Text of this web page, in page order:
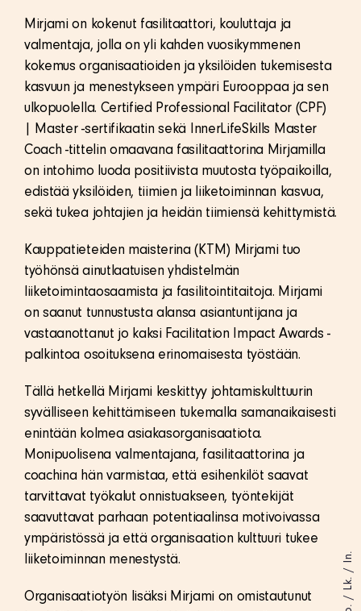
/
Lk.
/
In.
Mirjami on kokenut fasilitaattori, kouluttaja ja
valmentaja, jolla on yli kahden vuosikymmenen
kokemus organisaatioiden ja yksilöiden tukemisesta
kasvuun ja menestykseen ympäri Eurooppaa ja sen
ulkopuolella. Certified Professional Facilitator (CPF)
| Master -sertifikaatin sekä InnerLifeSkills Master
Coach -tittelin omaavana fasilitaattorina Mirjamilla
on intohimo luoda positiivista muutosta työpaikoilla,
edistää yksilöiden, tiimien ja liiketoiminnan kasvua,
sekä tukea johtajien ja heidän tiimiensä kehittymistä.
Kauppatieteiden maisterina (KTM) Mirjami tuo
työhönsä ainutlaatuisen yhdistelmän
liiketoimintaosaamista ja fasilitointitaitoja. Mirjami
on saanut tunnustusta alansa asiantuntijana ja
vastaanottanut jo kaksi Facilitation Impact Awards -
palkintoa osoituksena erinomaisesta työstään.
Tällä hetkellä Mirjami keskittyy johtamiskulttuurin
syvälliseen kehittämiseen tukemalla samanaikaisesti
enintään kolmea asiakasorganisaatiota.
Monipuolisena valmentajana, fasilitaattorina ja
coachina hän varmistaa, että esihenkilöt saavat
tarvittavat työkalut onnistuakseen, työntekijät
saavuttavat parhaan potentiaalinsa motivoivassa
ympäristössä ja että organisaation kulttuuri tukee
liiketoiminnan menestystä.
Organisaatiotyön lisäksi Mirjami on omistautunut